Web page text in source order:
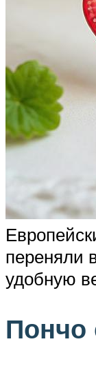
переняли
удобную
Пончо